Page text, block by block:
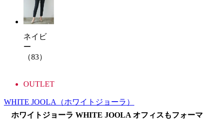
ネイビ
ー
（83）
OUTLET
WHITE JOOLA （ホワイトジョーラ）
ホワイトジョーラ WHITE JOOLA オフィスもフォーマ